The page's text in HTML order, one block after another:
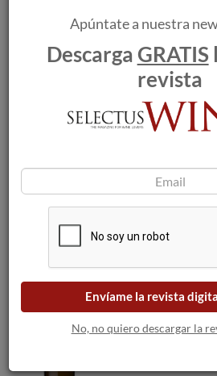
Articulos recomendados
Louis Roederer,
Los incendios
bodegas a
a Burdeos.
Belondradre y
Apúntate a nuestra
DescargaGRATIS
revista
Envíame la revista
No, no quiero descargar la